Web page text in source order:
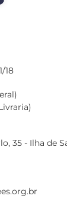
18
35 - Ilha de